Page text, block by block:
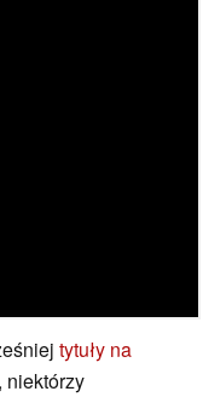
tytuły na
niektórzy